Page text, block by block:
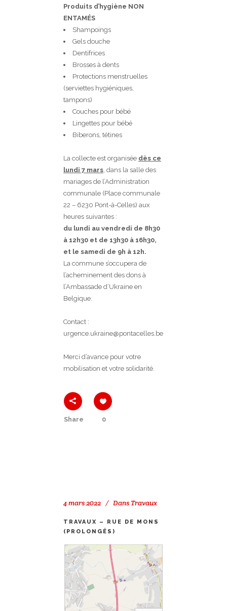
Produits d’hygiène NON
ENTAMÉS
Shampoings
Gels douche
Dentifrices
Brosses à dents
Protections menstruelles
(serviettes hygiéniques,
tampons)
Couches pour bébé
Lingettes pour bébé
Biberons, tétines
La collecte est organisée dès ce
lundi 7 mars, dans la salle des
mariages de l’Administration
communale (Place communale
22 – 6230 Pont-à-Celles) aux
heures suivantes :
du lundi au vendredi de 8h30
à 12h30 et de 13h30 à 16h30,
et le samedi de 9h à 12h.
La commune s’occupera de
l’acheminement des dons à
l’Ambassade d’Ukraine en
Belgique.
Contact :
urgence.ukraine@pontacelles.be
Merci d’avance pour votre
mobilisation et votre solidarité.
Share 0
4 mars 2022 Dans Travaux
TRAVAUX – RUE DE MONS
(PROLONGÉS)